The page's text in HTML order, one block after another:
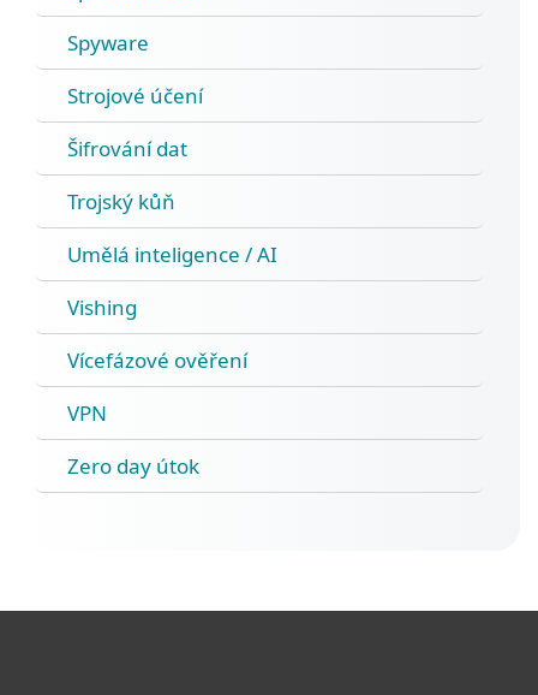
Spyware
Strojové účení
Šifrování dat
Trojský kůň
Umělá inteligence / AI
Vishing
Vícefázové ověření
VPN
Zero day útok